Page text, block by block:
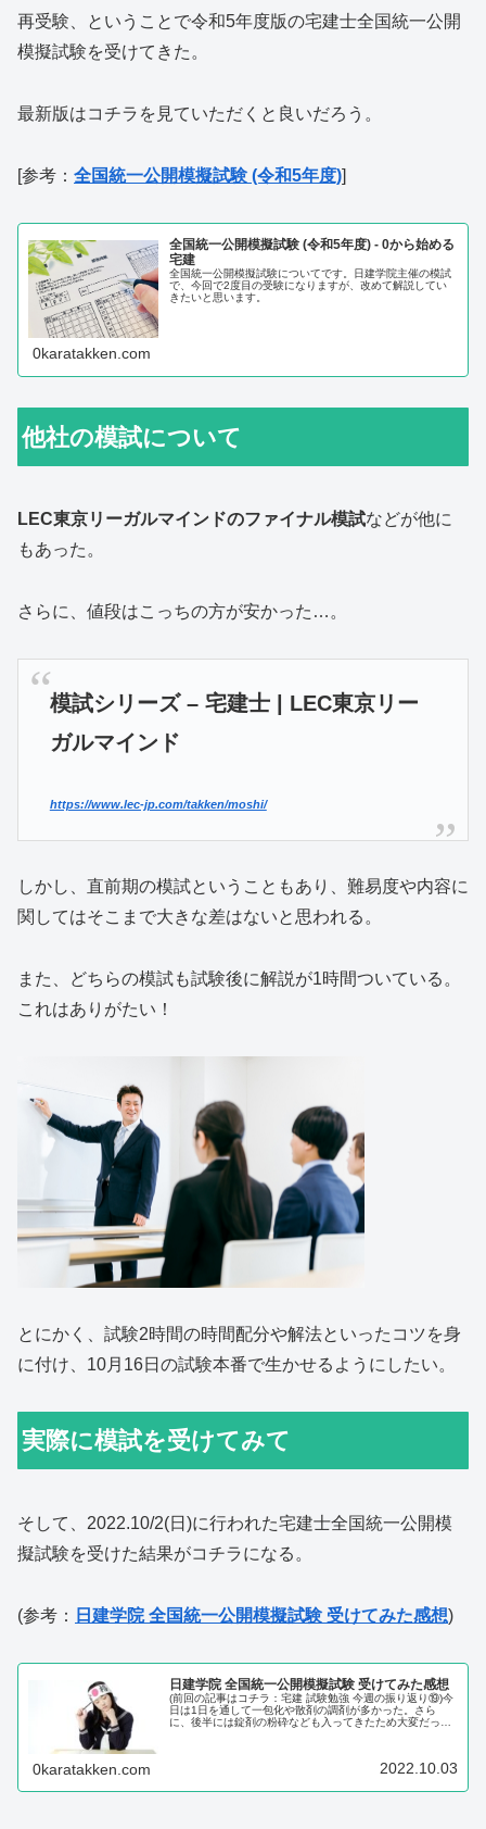
再受験、ということで令和5年度版の宅建士全国統一公開
模擬試験を受けてきた。
最新版はコチラを見ていただくと良いだろう。
[参考： 全国統一公開模擬試験 (令和5年度)]
全国統一公開模擬試験 (令和5年度) - 0から始める
宅建
全国統一公開模擬試験についてです。日建学院主催の模試
で、今回で2度目の受験になりますが、改めて解説してい
きたいと思います。
0karatakken.com
他社の模試について
LEC東京リーガルマインドのファイナル模試などが他に
もあった。
さらに、値段はこっちの方が安かった…。
模試シリーズ – 宅建士 | LEC東京リー
ガルマインド
https://www.lec-jp.com/takken/moshi/
しかし、直前期の模試ということもあり、難易度や内容に
関してはそこまで大きな差はないと思われる。
また、どちらの模試も試験後に解説が1時間ついている。
これはありがたい！
とにかく、試験2時間の時間配分や解法といったコツを身
に付け、10月16日の試験本番で生かせるようにしたい。
実際に模試を受けてみて
そして、2022.10/2(日)に行われた宅建士全国統一公開模
擬試験を受けた結果がコチラになる。
(参考： 日建学院 全国統一公開模擬試験 受けてみた感想)
日建学院 全国統一公開模擬試験 受けてみた感想
(前回の記事はコチラ：宅建 試験勉強 今週の振り返り⑲)今
日は1日を通して一包化や散剤の調剤が多かった。さら
に、後半には錠剤の粉砕なども入ってきたため大変だっ
0karatakken.com 2022.10.03